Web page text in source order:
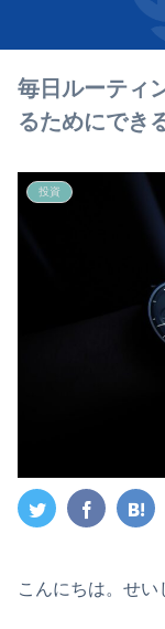
毎日ルーティ
るためにでき
投資
こんにちは。せい